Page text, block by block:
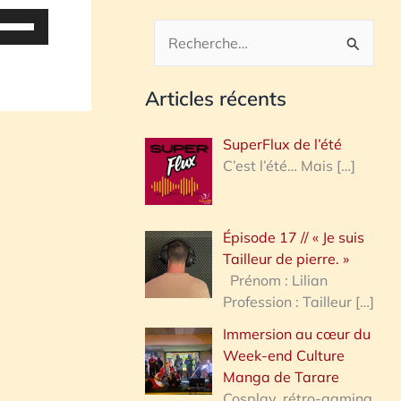
c
h
r
h
e
:
Articles récents
SuperFlux de l’été
C’est l’été… Mais […]
Épisode 17 // « Je suis
Tailleur de pierre. »
Prénom : Lilian
Profession : Tailleur […]
Immersion au cœur du
Week-end Culture
Manga de Tarare